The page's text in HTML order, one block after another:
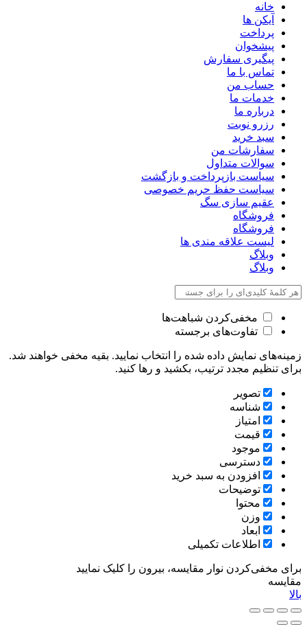
خانه
آیکن ها
پرداخت
پیشخوان
پیگیری سفارش
تماس با ما
حساب من
خدمات ما
درباره ما
رزرو نوبت
سبد خرید
سفارشات من
سوالات متداول
سیاست بازپرداخت و بازگشت
سیاست حفظ حریم خصوصی
عقیم سازی سگ
فروشگاه
فروشگاه
لیست علاقه مندی ها
وبلاگ
وبلاگ
مخفی‌کردن شباهت‌ها
تفاوت‌های برجسته
زمینه‌های نمایش داده شده را انتخاب نمایید. بقیه مخفی خواهند شد.
برای تنظیم مجدد ترتیب، بکشید و رها کنید.
تصویر
شناسه
امتیاز
قیمت
موجود
دسترسی
افزودن به سبد خرید
توضیحات
محتوا
وزن
ابعاد
اطلاعات تکمیلی
برای مخفی‌کردن نوار مقایسه، بیرون را کلیک نمایید
مقایسه
بالا